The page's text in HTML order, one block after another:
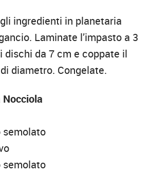
ingredienti in planetaria
Laminate l’impasto a 3
dischi da 7 cm e coppate il
diametro. Congelate.
semolato
semolato